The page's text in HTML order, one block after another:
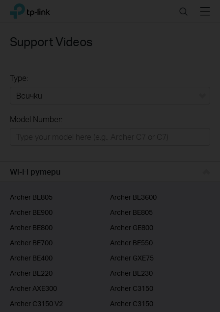
Click
navigation
TP-Link, Reliably Smart SearchMenu
Support Videos
Type:
Бизнес решения
Model Number:
Wi-Fi рутери
Archer BE805
Archer BE3600
Archer BE900
Archer BE805
Archer BE800
Archer GE800
Archer BE700
Archer BE550
Archer BE400
Archer GXE75
Archer BE220
Archer BE230
Archer AXE300
Archer C3150
Archer C3150 V2
Archer C3150